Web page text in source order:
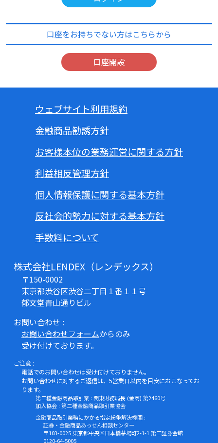
口座をお持ちでない方はこちらから
口座開設
ウェブサイト利用規約
金融商品勧誘方針
お客様本位の業務運営に関する方針
利益相反管理方針
個人情報保護に関する基本方針
反社会的勢力に対する基本方針
手数料について
株式会社LENDEX（レンデックス）
〒150-0002
東京都渋谷区渋谷二丁目１番１１号
郁文堂青山通りビル
お問い合わせ :
お問い合わせフォームからのみ
受け付けております。
ご注意 :
電話でのお問い合わせは受け付けておりません。
お問い合わせに対するご返信は、5営業日以内を目安におこなってお
ります。
第二種金融商品取引業 : 関東財務局長 (金商) 第2460号
加入協会 : 第二種金融商品取引業協会
金融商品取引業務にかかる指定紛争解決機関 :
証券・金融商品あっせん相談センター
〒103-0025 東京都中央区日本橋茅場町2-1-1 第二証券会館
0120-64-5005